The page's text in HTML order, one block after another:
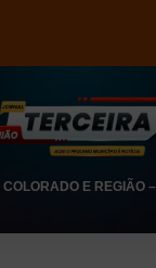
COLORADO E REGIÃO–